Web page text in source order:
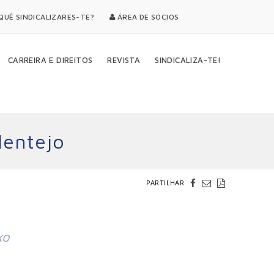
SINDICALIZARES-TE? ÁREA DE SÓCIOS
CARREIRA E DIREITOS REVISTA SINDICALIZA-TE!
PARTILHAR